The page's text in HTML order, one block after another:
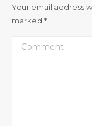
Your email address
marked *
Comment